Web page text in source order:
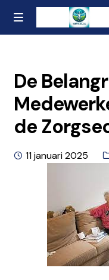
Ga
naar
Naar
de
MENU
Contact
Over ons
Privacybeleid en
De
de
Geplaatst
11 januari 2025